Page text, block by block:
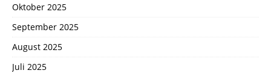
Oktober 2025
September 2025
August 2025
Juli 2025